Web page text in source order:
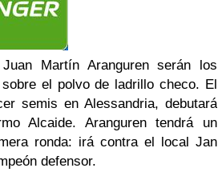
Martín Arangurenserán los
sobre el polvo de ladrillo checo. El
semis en Alessandria, debutará
Alcaide. Arangurentendrá un
ronda: irá contra el local Jan
defensor.